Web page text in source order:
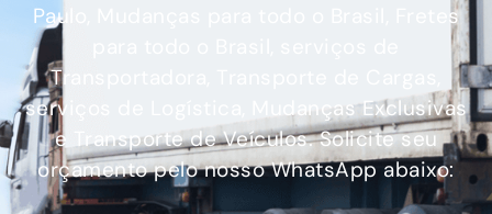
Paulo, Mudanças para todo o Brasil, Fretes
Transportadora, Transporte de Cargas,
serviços de Logística, Mudanças Exclusivas
e Transporte de Veículos. Solicite seu
orçamento pelo nosso WhatsApp abaixo: